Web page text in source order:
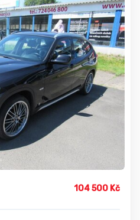
104 500 Kč